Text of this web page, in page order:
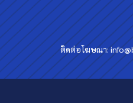
ติดต่อโฆษณา: